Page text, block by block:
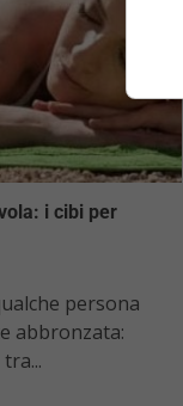
i cibi per
persona
abbronzata: